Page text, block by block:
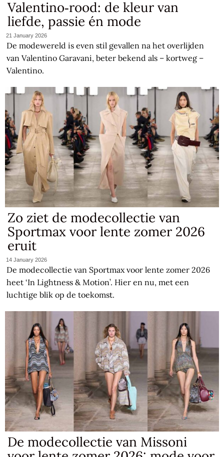
Valentino‑rood: de kleur van
liefde, passie én mode
21 January 2026
De modewereld is even stil gevallen na het overlijden
van Valentino Garavani, beter bekend als – kortweg –
Valentino.
Zo ziet de modecollectie van
Sportmax voor lente zomer 2026
eruit
14 January 2026
De modecollectie van Sportmax voor lente zomer 2026
heet ‘In Lightness & Motion’. Hier en nu, met een
luchtige blik op de toekomst.
De modecollectie van Missoni